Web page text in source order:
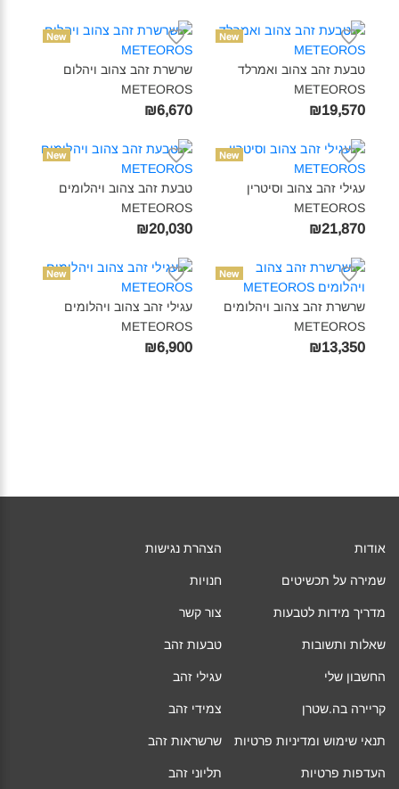
New
טבעת זהב צהוב ואמרלד
METEOROS‎
₪19,570
New
שרשרת זהב צהוב ויהלום
METEOROS‎
₪6,670
New
עגילי זהב צהוב וסיטרין
METEOROS‎
₪21,870
New
טבעת זהב צהוב ויהלומים
METEOROS‎
₪20,030
New
שרשרת זהב צהוב ויהלומים
METEOROS‎
₪13,350
New
עגילי זהב צהוב ויהלומים
METEOROS‎
₪6,900
אודות
שמירה על תכשיטים
מדריך מידות לטבעות
שאלות ותשובות
החשבון שלי
קריירה בה.שטרן
תנאי שימוש ומדיניות פרטיות
העדפות פרטיות
הצהרת נגישות
חנויות
צור קשר
טבעות זהב
עגילי זהב
צמידי זהב
שרשראות זהב
תליוני זהב